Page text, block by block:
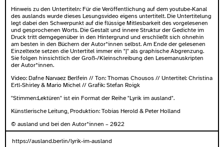
Hinweis zu den Untertiteln: Für die Veröffentlichung auf dem youtube-Kanal
des auslands wurde dieses Lesungsvideo eigens untertitelt. Die Untertitelung
legt dabei den Schwerpunkt auf die flüssige Mitlesbarkeit des vorgelesenen
und gesprochenen Worts. Die Gestalt und innere Struktur der Gedichte im
Druck tritt demgegenüber in den Hintergrund und erschließt sich ohnehin
am besten in den Büchern der Autor*innen selbst. Am Ende der gelesenen
Einzeltexte setzen die Untertitel immer ein "|" als graphische Abgrenzung.
Sie folgen hinsichtlich der Groß-/Kleinschreibung den Lesemanuskripten
der Autor*innen.
Video: Dafne Narvaez Berlfein // Ton: Thomas Chousos // Untertitel: Christina
Ertl-Shirley & Mario Michel // Grafik: Stefan Roigk
"Stimmen:Lektüren" ist ein Format der Reihe "Lyrik im ausland".
Künstlerische Leitung, Produktion: Tobias Herold & Peter Holland
© ausland und bei den Autor*innen – 2022
https://ausland.berlin/lyrik-im-ausland